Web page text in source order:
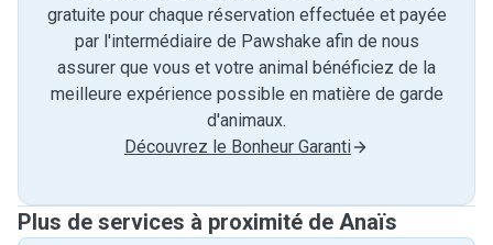
gratuite pour chaque réservation effectuée et payée
par l'intermédiaire de Pawshake afin de nous
assurer que vous et votre animal bénéficiez de la
meilleure expérience possible en matière de garde
d'animaux.
Découvrez le Bonheur Garanti
Plus de services à proximité de Anaïs